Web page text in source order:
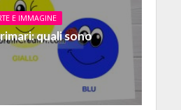
E IMMAGINE
quali sono